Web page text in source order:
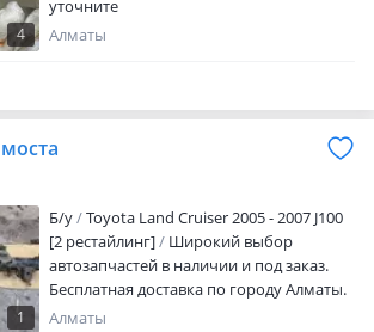
4
уточните
Алматы
1
Б/y
Toyota Land Cruiser 2005 - 2007 J100
[2 рестайлинг]
Широкий выбор
автозапчастей в наличии и под заказ.
Бесплатная доставка по городу Алматы.
Отправка в любые регионы Казахстана
Алматы